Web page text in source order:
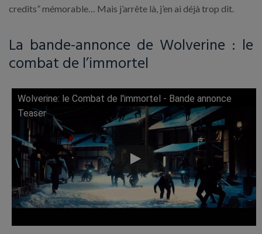
credits” mémorable… Mais j’arrête là, j’en ai déjà trop dit.
La bande-annonce de Wolverine : le
combat de l’immortel
Wolverine: le Combat de l'immortel - Bande annonce
Teaser
Lire cette vidéo sur YouTube